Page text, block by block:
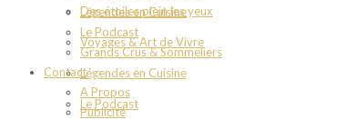
Des étoiles plein les yeux
Voyages & Art de Vivre
Légendes en Cuisine
Le Podcast
Légendes en Cuisine
Le Podcast
Grands Crus & Sommeliers
Contact
A Propos
Publicité